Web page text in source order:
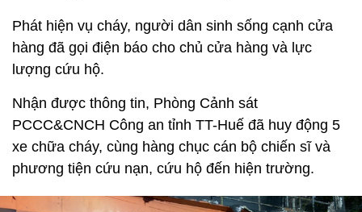
Phát hiện vụ cháy, người dân sinh sống cạnh cửa
hàng đã gọi điện báo cho chủ cửa hàng và lực
lượng cứu hộ.
Nhận được thông tin, Phòng Cảnh sát
PCCC&CNCH Công an tỉnh TT-Huế đã huy động 5
xe chữa cháy, cùng hàng chục cán bộ chiến sĩ và
phương tiện cứu nạn, cứu hộ đến hiện trường.